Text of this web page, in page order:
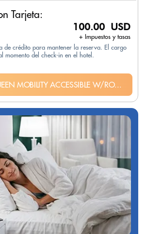
Tarjeta:
100.00 USD
+ Impuestos y tasas
de crédito para mantener la reserva. El cargo
momento del check-in en el hotel.
MOBILITY ACCESSIBLE W/RO...